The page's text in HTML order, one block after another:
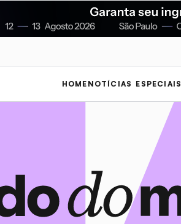
HOME NOTÍCIAS ESPECIAIS